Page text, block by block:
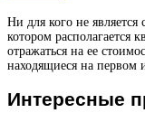
Ни для кого не является
котором располагается
отражаться на ее
находящиеся на первом
Интересные